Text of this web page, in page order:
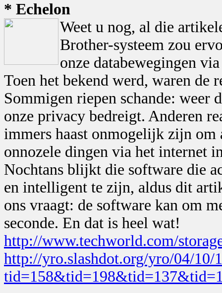
* Echelon
Weet u nog, al die
Brother-systeem zou
onze databewegingen
Toen het bekend werd, waren de
Sommigen riepen schande: weer
onze privacy bedreigt. Anderen
immers haast onmogelijk zijn om
onnozele dingen via het internet
Nochtans blijkt die software die
en intelligent te zijn, aldus dit
ons vraagt: de software kan om
seconde. En dat is heel wat!
http://www.techworld.com/
http://yro.slashdot.org/yro/04/10/